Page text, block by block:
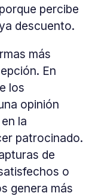
percibe
descuento.
más
En
los
opinión
la
patrocinado.
de
o
genera más